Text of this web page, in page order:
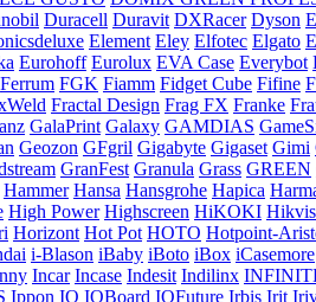
Duracell Duravit DXRacer Dyson
Element Eley Elfotec Elgato
Eurohoff Eurolux EVA Case Everybot
Ferrum FGK Fiamm Fidget Cube Fifine
Fractal Design Frag FX Franke
GalaPrint Galaxy GAMDIAS
Geozon GFgril Gigabyte Gigaset Gimi
GranFest Granula Grass GREEN
Hammer Hansa Hansgrohe Hapica
High Power Highscreen HiKOKI
Horizont Hot Pot HOTO Hotpoint-
i-Blason iBaby iBoto iBox iCasemore
Incar Incase Indesit Indilinx
Ippon IQ IQBoard IQFuture Irbis Irit